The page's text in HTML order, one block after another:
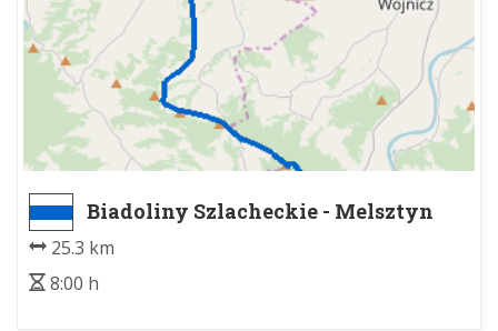
Biadoliny Szlacheckie - Melsztyn
25.3 km
8:00 h